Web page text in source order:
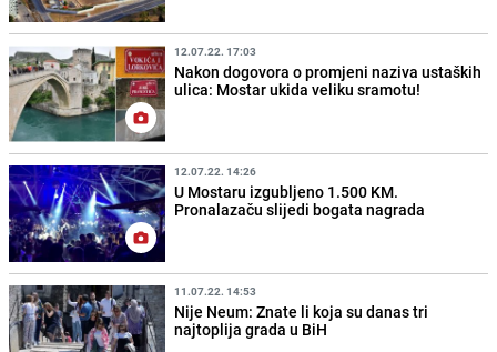
12.07.22. 17:03
Nakon dogovora o promjeni naziva ustaških
ulica: Mostar ukida veliku sramotu!
12.07.22. 14:26
U Mostaru izgubljeno 1.500 KM.
Pronalazaču slijedi bogata nagrada
11.07.22. 14:53
Nije Neum: Znate li koja su danas tri
najtoplija grada u BiH